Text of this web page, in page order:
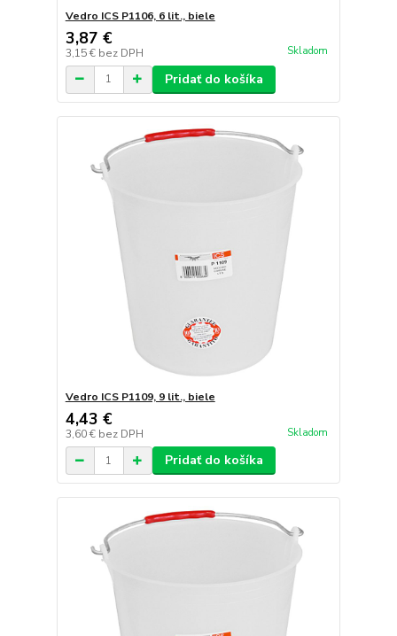
Vedro ICS P1106, 6 lit., biele
3,87 €
3,15 € bez DPH Skladom
Pridať do košíka
Vedro ICS P1109, 9 lit., biele
4,43 €
3,60 € bez DPH Skladom
Pridať do košíka